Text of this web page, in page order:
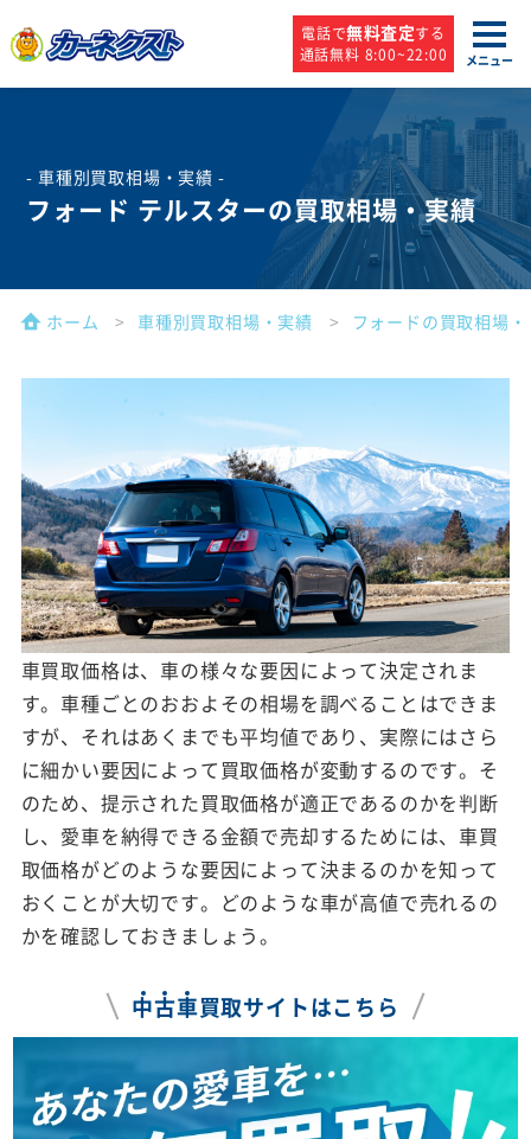
電話で無料査定する
通話無料 8:00~22:00
メニュー
- 車種別買取相場・実績 -
フォード テルスターの買取相場・実績
ホーム 車種別買取相場・実績 フォードの買取相場
車買取価格は、車の様々な要因によって決定されま
す。車種ごとのおおよその相場を調べることはできま
すが、それはあくまでも平均値であり、実際にはさら
に細かい要因によって買取価格が変動するのです。そ
のため、提示された買取価格が適正であるのかを判断
し、愛車を納得できる金額で売却するためには、車買
取価格がどのような要因によって決まるのかを知って
おくことが大切です。どのような車が高値で売れるの
かを確認しておきましょう。
中古車買取サイトはこちら